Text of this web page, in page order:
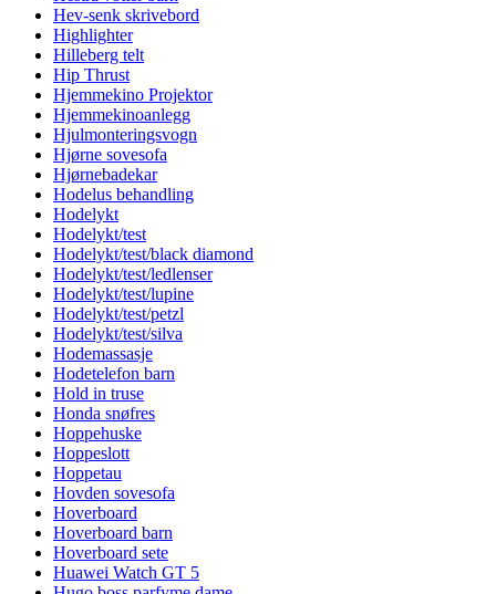
Hev-senk skrivebord
Highlighter
Hilleberg telt
Hip Thrust
Hjemmekino Projektor
Hjemmekinoanlegg
Hjulmonteringsvogn
Hjørne sovesofa
Hjørnebadekar
Hodelus behandling
Hodelykt
Hodelykt/test
Hodelykt/test/black diamond
Hodelykt/test/ledlenser
Hodelykt/test/lupine
Hodelykt/test/petzl
Hodelykt/test/silva
Hodemassasje
Hodetelefon barn
Hold in truse
Honda snøfres
Hoppehuske
Hoppeslott
Hoppetau
Hovden sovesofa
Hoverboard
Hoverboard barn
Hoverboard sete
Huawei Watch GT 5